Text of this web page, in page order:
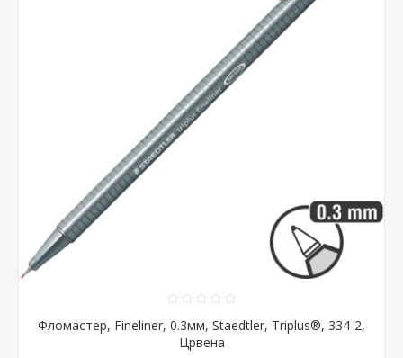
Фломастер, Fineliner, 0.3мм, Staedtler, Triplus®, 334-2,
Црвена